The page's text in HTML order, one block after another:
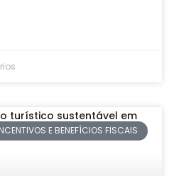
E BENEFÍCIOS FISCAIS